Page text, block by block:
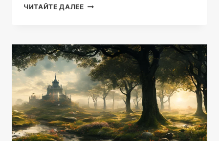
ЧИТАЙТЕ ДАЛЕЕПОЧЕМУ
ТРЕСНУТОГО
ЗЕРКАЛА